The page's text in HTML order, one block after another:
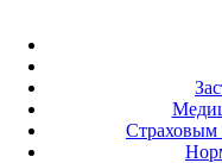
Страховым